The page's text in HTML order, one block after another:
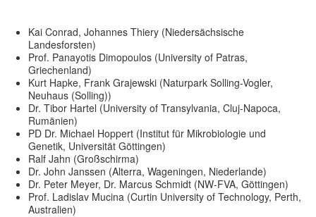
Kai Conrad, Johannes Thiery (Niedersächsische
Landesforsten)
Prof. Panayotis Dimopoulos (University of Patras,
Griechenland)
Kurt Hapke, Frank Grajewski (Naturpark Solling-Vogler,
Neuhaus (Solling))
Dr. Tibor Hartel (University of Transylvania, Cluj-Napoca,
Rumänien)
PD Dr. Michael Hoppert (Institut für Mikrobiologie und
Genetik, Universität Göttingen)
Ralf Jahn (Großschirma)
Dr. John Janssen (Alterra, Wageningen, Niederlande)
Dr. Peter Meyer, Dr. Marcus Schmidt (NW-FVA, Göttingen)
Prof. Ladislav Mucina (Curtin University of Technology, Perth,
Australien)